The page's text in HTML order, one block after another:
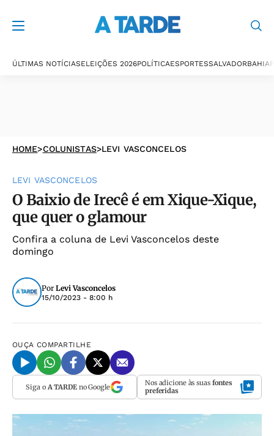
ÚLTIMAS NOTÍCIASELEIÇÕES 2026POLÍTICAESPORTESSALVADORBAHIA
HOME>COLUNISTAS>LEVI VASCONCELOS
LEVI VASCONCELOS
O Baixio de Irecê é em Xique-Xique,
que quer o glamour
Confira a coluna de Levi Vasconcelos deste
domingo
Por Levi Vasconcelos
15/10/2023 - 8:00 h
OUÇA COMPARTILHE
Siga o A TARDEno Google Nos adicione às suas fontes
preferidas